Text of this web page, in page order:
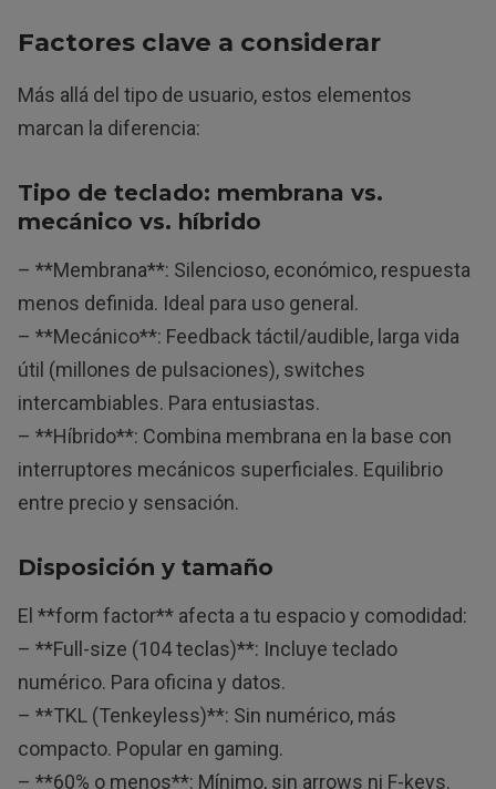
Factores clave a considerar
Más allá del tipo de usuario, estos elementos
marcan la diferencia:
Tipo de teclado: membrana vs.
mecánico vs. híbrido
– **Membrana**: Silencioso, económico, respuesta
menos definida. Ideal para uso general.
– **Mecánico**: Feedback táctil/audible, larga vida
útil (millones de pulsaciones), switches
intercambiables. Para entusiastas.
– **Híbrido**: Combina membrana en la base con
interruptores mecánicos superficiales. Equilibrio
entre precio y sensación.
Disposición y tamaño
El **form factor** afecta a tu espacio y comodidad:
– **Full-size (104 teclas)**: Incluye teclado
numérico. Para oficina y datos.
– **TKL (Tenkeyless)**: Sin numérico, más
compacto. Popular en gaming.
– **60% o menos**: Mínimo, sin arrows ni F-keys.